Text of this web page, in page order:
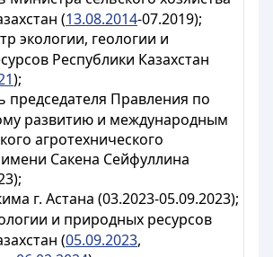
(13.08.2014-07.2019);
экологии, геологии и
Республики Казахстан
);
председателя Правления по
развитию и международным
агротехнического
Сакена Сейфуллина
г. Астана (03.2023-05.09.2023);
и природных ресурсов
(05.09.2023,